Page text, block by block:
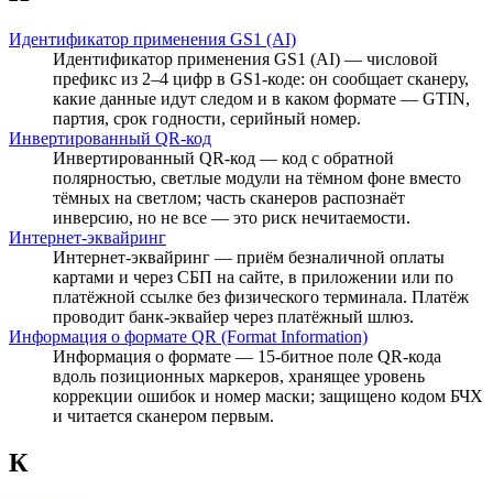
Идентификатор применения GS1 (AI)
Идентификатор применения GS1 (AI) — числовой
префикс из 2–4 цифр в GS1-коде: он сообщает сканеру,
какие данные идут следом и в каком формате — GTIN,
партия, срок годности, серийный номер.
Инвертированный QR-код
Инвертированный QR-код — код с обратной
полярностью, светлые модули на тёмном фоне вместо
тёмных на светлом; часть сканеров распознаёт
инверсию, но не все — это риск нечитаемости.
Интернет-эквайринг
Интернет-эквайринг — приём безналичной оплаты
картами и через СБП на сайте, в приложении или по
платёжной ссылке без физического терминала. Платёж
проводит банк-эквайер через платёжный шлюз.
Информация о формате QR (Format Information)
Информация о формате — 15-битное поле QR-кода
вдоль позиционных маркеров, хранящее уровень
коррекции ошибок и номер маски; защищено кодом БЧХ
и читается сканером первым.
К